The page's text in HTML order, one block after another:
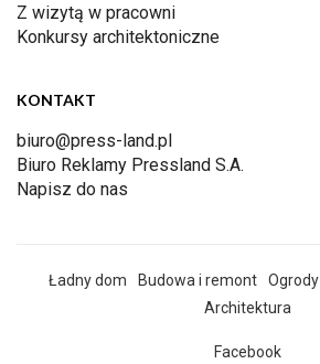
Z wizytą w pracowni
Konkursy architektoniczne
KONTAKT
biuro@press-land.pl
Biuro Reklamy Pressland S.A.
Napisz do nas
Ładny dom Budowa i remont Ogrody
Architektura
Facebook